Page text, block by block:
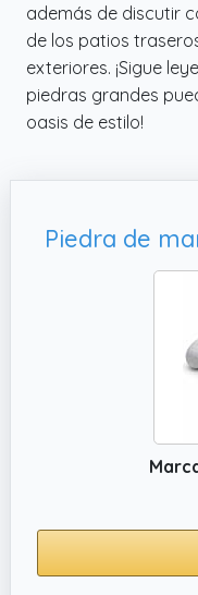
además de discutir
de los patios
exteriores. ¡Sigue
piedras grandes
oasis de estilo!